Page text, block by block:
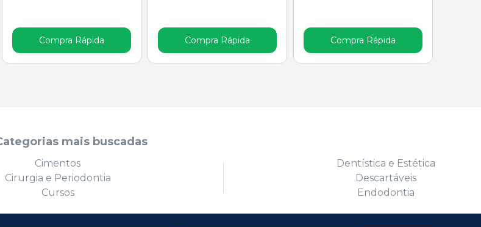
Compra Rápida Compra Rápida Compra Rápida
mais buscadas
Cimentos
Cirurgia e Periodontia
Cursos
Dentística e Estética
Descartáveis
Endodontia